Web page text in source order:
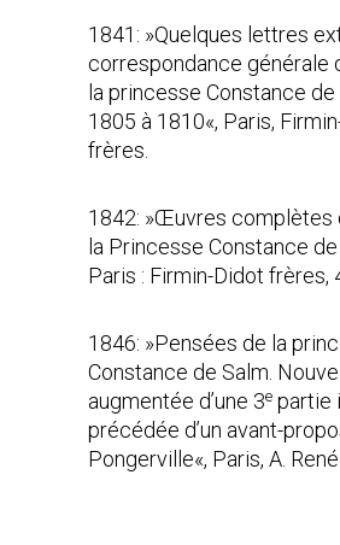
1841: »Quelques lettres
correspondance générale
la princesse Constance
1805 à 1810«, Paris,
frères.
1842: »Œuvres complètes
la Princesse Constance de
Paris : Firmin-Didot frères,
1846: »Pensées de la
Constance de Salm.
augmentée d’une 3epartie
précédée d’un avant-
Pongerville«, Paris, A. René.